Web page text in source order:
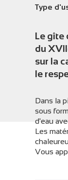
Type
Le gîte
du
sur la
le
Dans la
sous
d'eau
Les
Vous